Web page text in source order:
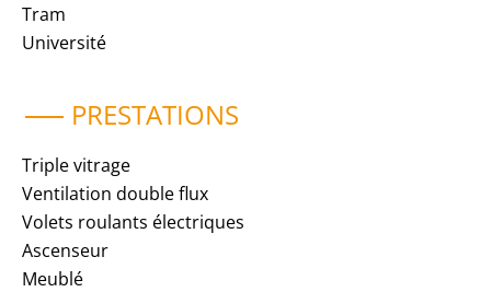
Tram
Université
PRESTATIONS
Triple vitrage
Ventilation double flux
Volets roulants électriques
Ascenseur
Meublé